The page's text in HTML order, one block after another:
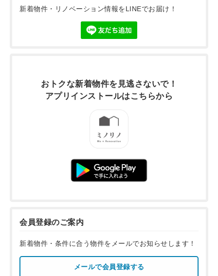
新着物件・リノベーション情報をLINEでお届け！
おトクな新着物件を 見逃さないで！
アプリインストールはこちらから
会員登録のご案内
新着物件・条件に合う物件をメールでお知らせします！
メールで会員登録する